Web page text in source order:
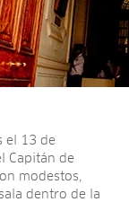
el 13 de
Capitán de
modestos,
dentro de la